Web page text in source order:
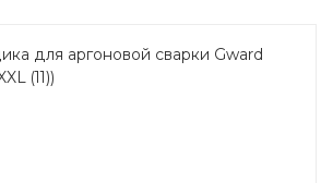
для аргоновой сварки Gward
(11))